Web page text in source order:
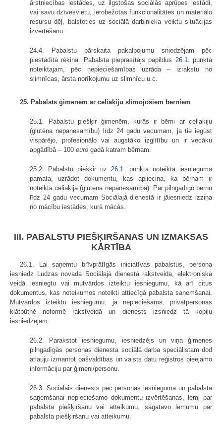
ārstniecības iestādes, uz ilgstošas sociālās aprūpes iestādi,
vai savu dzīvesvietu, ierobežotas funkcionalitātes un materiālo
resursu dēļ, balstoties uz sociālā darbinieka veiktu situācijas
izvērtēšanu.
24.4. Pabalstu pārskaita pakalpojumu sniedzējam pēc
piestādītā rēķina. Pabalsta pieprasītājs papildus 26.1. punktā
noteiktajam, pēc nepieciešamības uzrāda – izrakstu no
slimnīcas, ārsta norīkojumu uz slimnīcu u.c.
25. Pabalsts ģimenēm ar celiakiju slimojošiem bērniem
25.1. Pabalstu piešķir ģimenēm, kurās ir bērni ar celiakiju
(glutēna nepanesamību) līdz 24 gadu vecumam, ja tie iegūst
vispārējo, profesionālo vai augstāko izglītību un ir vecāku
apgādībā – 100 euro gadā katram bērnam.
25.2. Pabalstu piešķir uz 26.1. punktā noteiktā iesnieguma
pamata, uzrādot dokumentu, kas apliecina, ka bērnam ir
noteikta celiakija (glutēna nepanesamība). Par pilngadīgo bērnu
līdz 24 gadu vecumam Sociālajā dienestā ir jāiesniedz izziņa
no mācību iestādes, kurā mācās.
III. PABALSTU PIEŠĶIRŠANAS UN IZMAKSAS
KĀRTĪBA
26.1. Lai saņemtu brīvprātīgās iniciatīvas pabalstus, persona
iesniedz Ludzas novada Sociālajā dienestā rakstveida, elektroniskā
veidā iesniegtu vai mutvārdos izteiktu iesniegumu, kā arī citus
dokumentus, kas noteikumos noteikti attiecīgā pabalsta saņemšanai.
Mutvārdos izteiktu iesniegumu, ja nepieciešams, privātpersonas
klātbūtnē noformē rakstveidā un dienests izsniedz tā kopiju
iesniedzējam.
26.2. Parakstot iesniegumu, iesniedzējs un viņa ģimenes
pilngadīgās personas dienesta sociālā darba speciālistam dod
atļauju izmantot pašvaldības un valsts datu reģistros pieejamo
informāciju par ģimeni/personu.
26.3. Sociālais dienests pēc personas iesnieguma un pabalsta
saņemšanai nepieciešamo dokumentu izvērtēšanas, lemj par
pabalsta piešķiršanu vai atteikumu, sagatavo lēmumu par
pabalsta piešķiršanu vai atteikumu.